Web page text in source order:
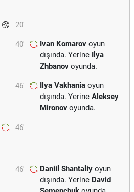
20'
40' Ivan Komarov oyun
dışında. Yerine Ilya
Zhbanov oyunda.
46' Ilya Vakhania oyun
dışında. Yerine Aleksey
Mironov oyunda.
46'
46' Daniil Shantaliy oyun
dışında. Yerine David